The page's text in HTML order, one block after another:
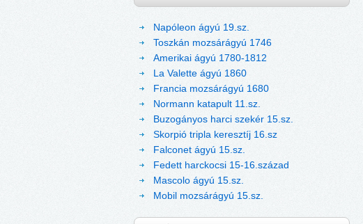
Napóleon ágyú 19.sz.
Toszkán mozsárágyú 1746
Amerikai ágyú 1780-1812
La Valette ágyú 1860
Francia mozsárágyú 1680
Normann katapult 11.sz.
Buzogányos harci szekér 15.sz.
Skorpió tripla keresztíj 16.sz
Falconet ágyú 15.sz.
Fedett harckocsi 15-16.század
Mascolo ágyú 15.sz.
Mobil mozsárágyú 15.sz.